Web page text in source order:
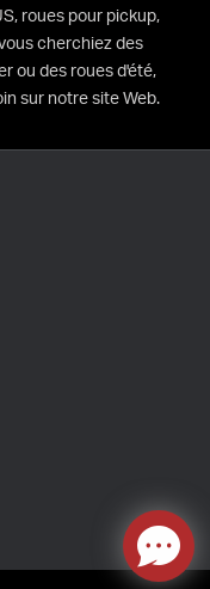
roues pour pickup,
cherchiez des
ou des roues d'été,
sur notre site Web.